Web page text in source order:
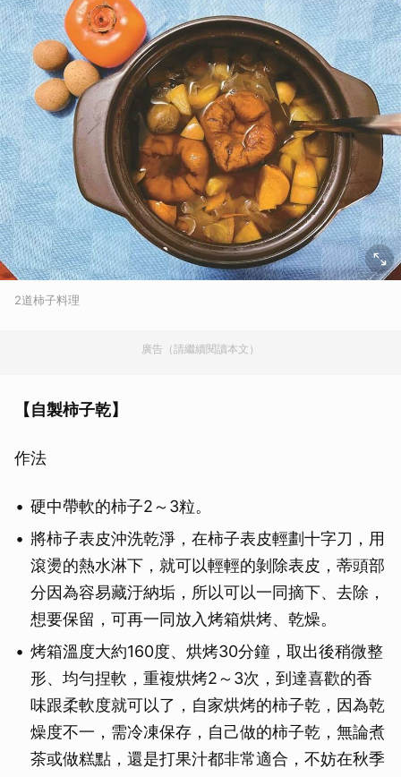
2道柿子料理
廣告（請繼續閱讀本文）
【自製柿子乾】
作法
硬中帶軟的柿子2～3粒。
將柿子表皮沖洗乾淨，在柿子表皮輕劃十字刀，用
滾燙的熱水淋下，就可以輕輕的剝除表皮，蒂頭部
分因為容易藏汙納垢，所以可以一同摘下、去除，
想要保留，可再一同放入烤箱烘烤、乾燥。
烤箱溫度大約160度、烘烤30分鐘，取出後稍微整
形、均勻捏軟，重複烘烤2～3次，到達喜歡的香
味跟柔軟度就可以了，自家烘烤的柿子乾，因為乾
燥度不一，需冷凍保存，自己做的柿子乾，無論煮
茶或做糕點，還是打果汁都非常適合，不妨在秋季